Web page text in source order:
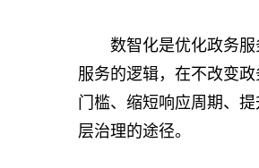
数智化是优化政务服
服务的逻辑，在不改变
门槛、缩短响应周期、
层治理的途径。